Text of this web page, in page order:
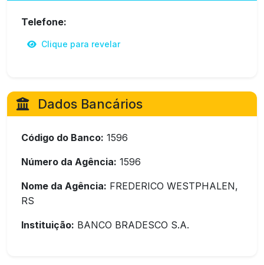
Telefone:
Clique para revelar
Dados Bancários
Código do Banco: 1596
Número da Agência: 1596
Nome da Agência: FREDERICO WESTPHALEN,
RS
Instituição: BANCO BRADESCO S.A.